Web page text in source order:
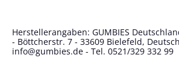
Herstellerangaben: GUMBIES
- Böttcherstr. 7 - 33609 Bielefeld,
info@gumbies.de - Tel. 0521/329 332 99